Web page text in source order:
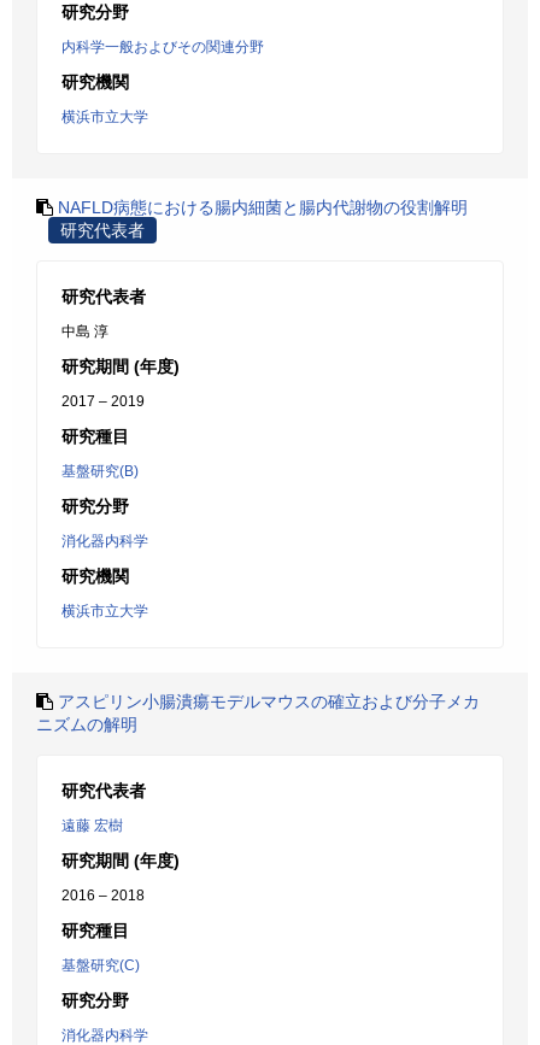
研究分野
内科学一般およびその関連分野
研究機関
横浜市立大学
NAFLD病態における腸内細菌と腸内代謝物の役割解明
研究代表者
研究代表者
中島 淳
研究期間 (年度)
2017 – 2019
研究種目
基盤研究(B)
研究分野
消化器内科学
研究機関
横浜市立大学
アスピリン小腸潰瘍モデルマウスの確立および分子メカ
ニズムの解明
研究代表者
遠藤 宏樹
研究期間 (年度)
2016 – 2018
研究種目
基盤研究(C)
研究分野
消化器内科学